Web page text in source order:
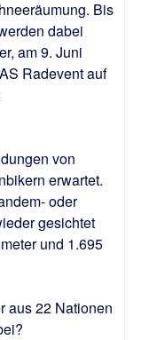
Bis
dabei
am 9. Juni
Radevent auf
von
erwartet.
oder
gesichtet
und 1.695
aus 22 Nationen